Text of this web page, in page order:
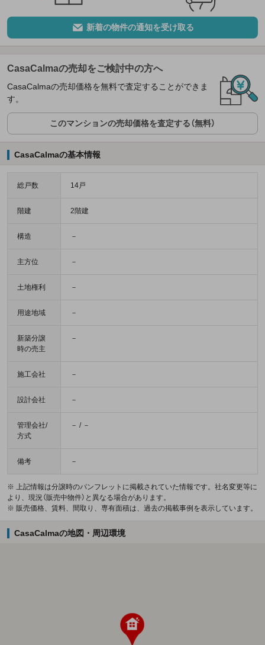
新着の物件の通知を受け取る
CasaCalmaの売却をご検討中の方へ
CasaCalmaの売却価格を無料で査定することができま
す。
このマンションの売却価格を査定する（無料）
CasaCalmaの基本情報
総戸数 14戸
階建 2階建
構造 －
主方位 －
土地権利 －
用途地域 －
新築分譲
時の売主
－
施工会社 －
設計会社 －
管理会社/
方式
－ / －
備考 －
※ 上記情報は分譲時のパンフレットに掲載されていた情報です。社名変更等に
より、現況（販売中物件）と異なる場合があります。
※ 販売価格、賃料、間取り、専有面積は、過去の掲載事例を表示しています。
CasaCalmaの地図・周辺環境